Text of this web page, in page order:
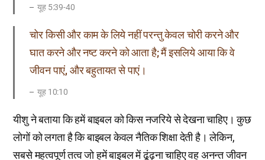
यूह 5:39-40
चोर किसी और काम के लिये नहीं परन्तु केवल चोरी करने और
घात करने और नष्ट करने को आता है; मैं इसलिये आया कि वे
जीवन पाएं, और बहुतायत से पाएं।
यूह 10:10
यीशु ने बताया कि हमें बाइबल को किस नजरिये से देखना चाहिए। कुछ
लोगों को लगता है कि बाइबल केवल नैतिक शिक्षा देती है। लेकिन,
सबसे महत्वपूर्ण तत्व जो हमें बाइबल में ढूंढ़ना चाहिए वह अनन्त जीवन